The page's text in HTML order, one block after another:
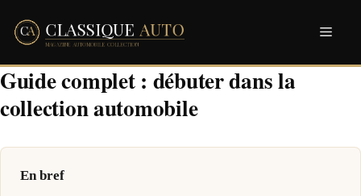
Guide complet : débuter dans la
collection automobile
En bref